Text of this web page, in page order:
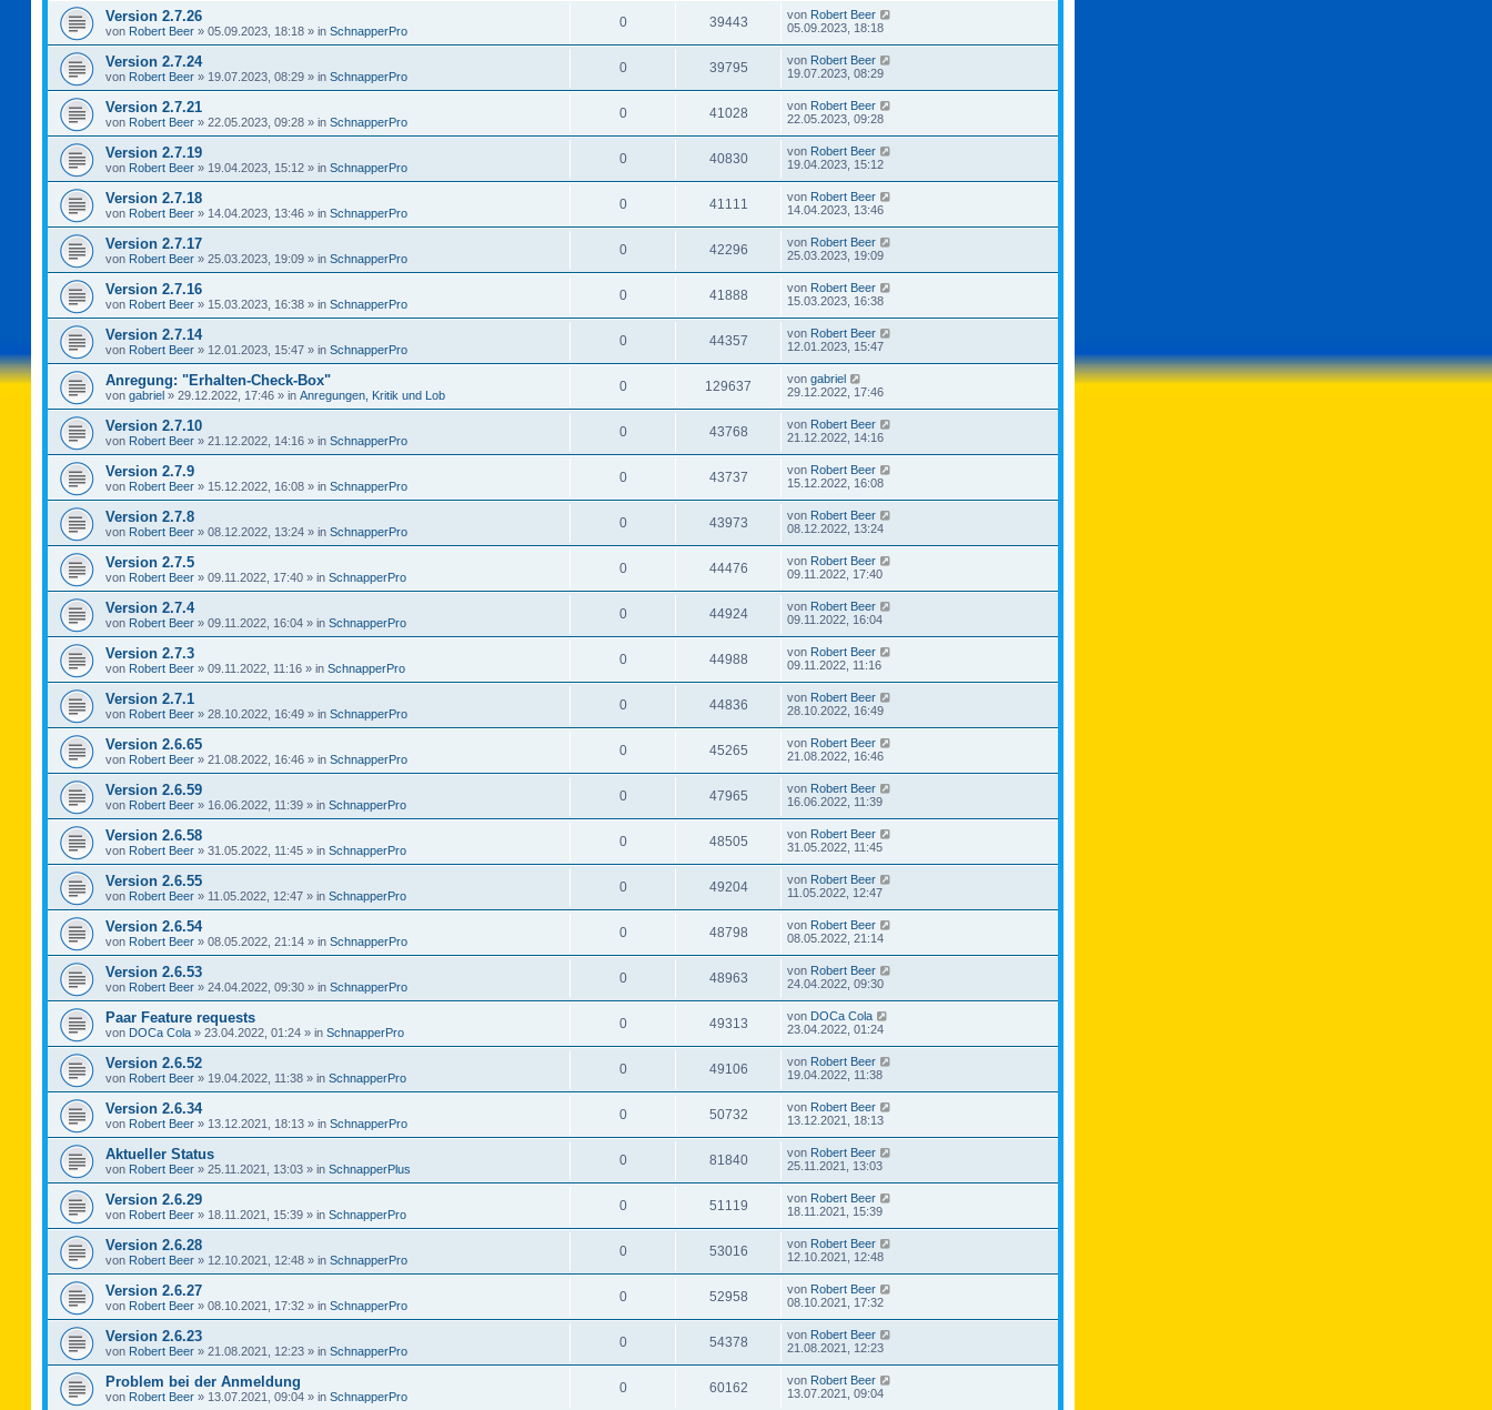
Version 2.7.26
von Robert Beer » 05.09.2023, 18:18 » in SchnapperPro
0 39443 von Robert Beer
05.09.2023, 18:18
Version 2.7.24
von Robert Beer » 19.07.2023, 08:29 » in SchnapperPro
0 39795 von Robert Beer
19.07.2023, 08:29
Version 2.7.21
von Robert Beer » 22.05.2023, 09:28 » in SchnapperPro
0 41028 von Robert Beer
22.05.2023, 09:28
Version 2.7.19
von Robert Beer » 19.04.2023, 15:12 » in SchnapperPro
0 40830 von Robert Beer
19.04.2023, 15:12
Version 2.7.18
von Robert Beer » 14.04.2023, 13:46 » in SchnapperPro
0 41111 von Robert Beer
14.04.2023, 13:46
Version 2.7.17
von Robert Beer » 25.03.2023, 19:09 » in SchnapperPro
0 42296 von Robert Beer
25.03.2023, 19:09
Version 2.7.16
von Robert Beer » 15.03.2023, 16:38 » in SchnapperPro
0 41888 von Robert Beer
15.03.2023, 16:38
Version 2.7.14
von Robert Beer » 12.01.2023, 15:47 » in SchnapperPro
0 44357 von Robert Beer
12.01.2023, 15:47
Anregung: "Erhalten-Check-Box"
von gabriel » 29.12.2022, 17:46 » in Anregungen, Kritik und Lob
0 129637 von gabriel
29.12.2022, 17:46
Version 2.7.10
von Robert Beer » 21.12.2022, 14:16 » in SchnapperPro
0 43768 von Robert Beer
21.12.2022, 14:16
Version 2.7.9
von Robert Beer » 15.12.2022, 16:08 » in SchnapperPro
0 43737 von Robert Beer
15.12.2022, 16:08
Version 2.7.8
von Robert Beer » 08.12.2022, 13:24 » in SchnapperPro
0 43973 von Robert Beer
08.12.2022, 13:24
Version 2.7.5
von Robert Beer » 09.11.2022, 17:40 » in SchnapperPro
0 44476 von Robert Beer
09.11.2022, 17:40
Version 2.7.4
von Robert Beer » 09.11.2022, 16:04 » in SchnapperPro
0 44924 von Robert Beer
09.11.2022, 16:04
Version 2.7.3
von Robert Beer » 09.11.2022, 11:16 » in SchnapperPro
0 44988 von Robert Beer
09.11.2022, 11:16
Version 2.7.1
von Robert Beer » 28.10.2022, 16:49 » in SchnapperPro
0 44836 von Robert Beer
28.10.2022, 16:49
Version 2.6.65
von Robert Beer » 21.08.2022, 16:46 » in SchnapperPro
0 45265 von Robert Beer
21.08.2022, 16:46
Version 2.6.59
von Robert Beer » 16.06.2022, 11:39 » in SchnapperPro
0 47965 von Robert Beer
16.06.2022, 11:39
Version 2.6.58
von Robert Beer » 31.05.2022, 11:45 » in SchnapperPro
0 48505 von Robert Beer
31.05.2022, 11:45
Version 2.6.55
von Robert Beer » 11.05.2022, 12:47 » in SchnapperPro
0 49204 von Robert Beer
11.05.2022, 12:47
Version 2.6.54
von Robert Beer » 08.05.2022, 21:14 » in SchnapperPro
0 48798 von Robert Beer
08.05.2022, 21:14
Version 2.6.53
von Robert Beer » 24.04.2022, 09:30 » in SchnapperPro
0 48963 von Robert Beer
24.04.2022, 09:30
Paar Feature requests
von DOCa Cola » 23.04.2022, 01:24 » in SchnapperPro
0 49313 von DOCa Cola
23.04.2022, 01:24
Version 2.6.52
von Robert Beer » 19.04.2022, 11:38 » in SchnapperPro
0 49106 von Robert Beer
19.04.2022, 11:38
Version 2.6.34
von Robert Beer » 13.12.2021, 18:13 » in SchnapperPro
0 50732 von Robert Beer
13.12.2021, 18:13
Aktueller Status
von Robert Beer » 25.11.2021, 13:03 » in SchnapperPlus
0 81840 von Robert Beer
25.11.2021, 13:03
Version 2.6.29
von Robert Beer » 18.11.2021, 15:39 » in SchnapperPro
0 51119 von Robert Beer
18.11.2021, 15:39
Version 2.6.28
von Robert Beer » 12.10.2021, 12:48 » in SchnapperPro
0 53016 von Robert Beer
12.10.2021, 12:48
Version 2.6.27
von Robert Beer » 08.10.2021, 17:32 » in SchnapperPro
0 52958 von Robert Beer
08.10.2021, 17:32
Version 2.6.23
von Robert Beer » 21.08.2021, 12:23 » in SchnapperPro
0 54378 von Robert Beer
21.08.2021, 12:23
Problem bei der Anmeldung
von Robert Beer » 13.07.2021, 09:04 » in SchnapperPro
0 60162 von Robert Beer
13.07.2021, 09:04